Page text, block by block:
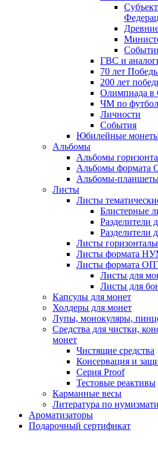
ГВС и
70 лет
200 лет
Олимпиада в
ЧМ по
Личности
События
Юбилейные
Альбомы
Альбомы
Альбомы формата
Альбомы-
Листы
Листы
Блистерные
Разделители
Разделители
Листы
Листы формата
Листы формата
Листы для
Листы для
Капсулы для монет
Холдеры для монет
Лупы, монокуляры,
Средства для чистки,
монет
Чистящие средства
Консервация и
Серия Proof
Тестовые реактивы
Карманные весы
Литература по
Ароматизаторы
Подарочный сертификат